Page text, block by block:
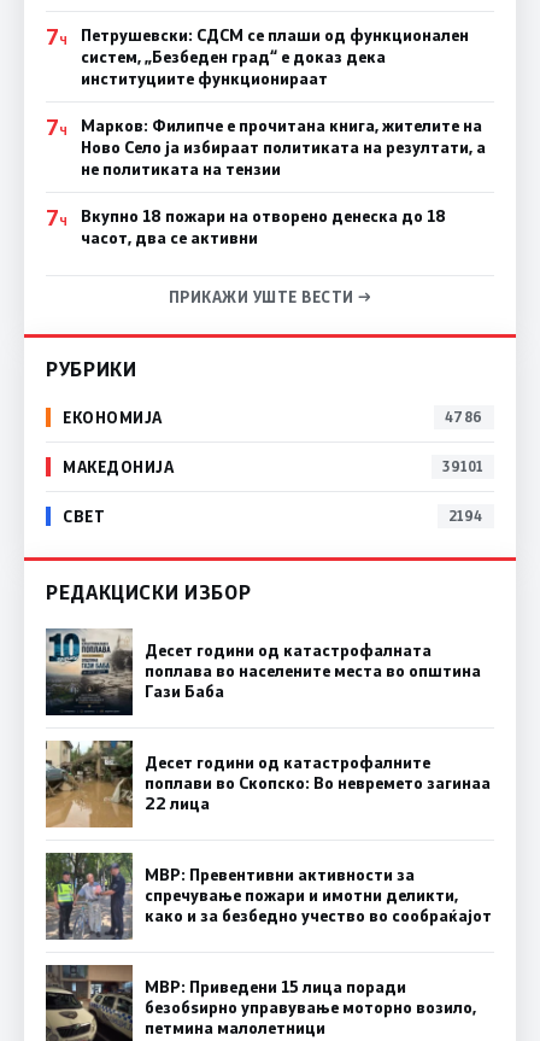
7Ч
Петрушевски: СДСМ се плаши од функционален
систем, „Безбеден град“ е доказ дека
институциите функционираат
7Ч
Марков: Филипче е прочитана книга, жителите на
Ново Село ја избираат политиката на резултати, а
не политиката на тензии
7Ч
Вкупно 18 пожари на отворено денеска до 18
часот, два се активни
ПРИКАЖИ УШТЕ ВЕСТИ →
РУБРИКИ
ЕКОНОМИЈА 4786
МАКЕДОНИЈА 39101
СВЕТ 2194
РЕДАКЦИСКИ ИЗБОР
Десет години од катастрофалната
поплава во населените места во општина
Гази Баба
Десет години од катастрофалните
поплави во Скопско: Во невремето загинаа
22 лица
МВР: Превентивни активности за
спречување пожари и имотни деликти,
како и за безбедно учество во сообраќајот
МВР: Приведени 15 лица поради
безобѕирно управување моторно возило,
петмина малолетници